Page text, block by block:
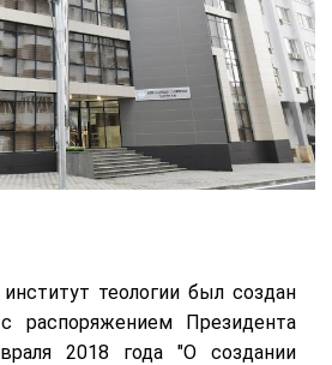
теологии был создан
распоряжением Президента
2018 года "О создании